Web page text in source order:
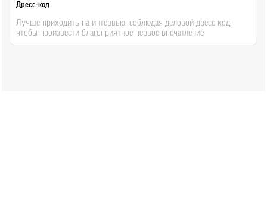
Дресс-код
Лучше приходить на интервью, соблюдая деловой дресс-код,
чтобы произвести благоприятное первое впечатление